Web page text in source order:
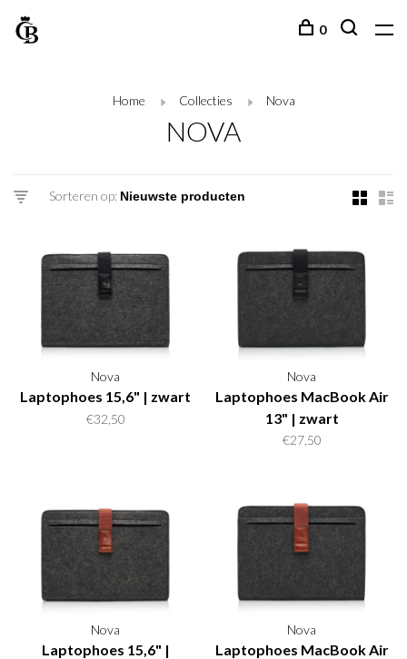
0
Home Collecties Nova
NOVA
Sorteren op:
Nova
Laptophoes 15,6" | zwart
€32,50
Nova
Laptophoes MacBook Air
13" | zwart
€27,50
Nova
Laptophoes 15,6" |
Nova
Laptophoes MacBook Air